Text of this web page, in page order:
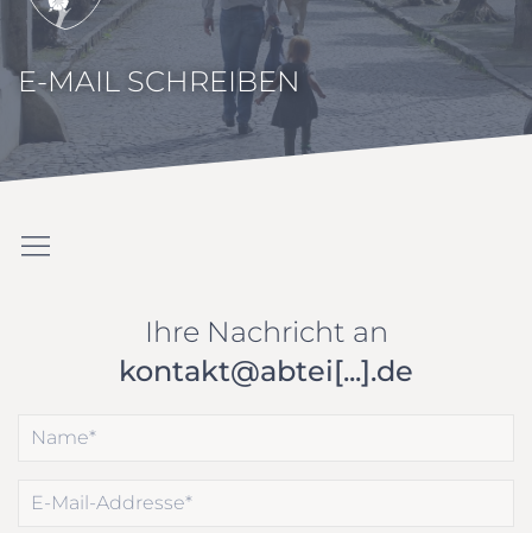
E-MAIL SCHREIBEN
Ihre Nachricht an
kontakt@abtei[...].de